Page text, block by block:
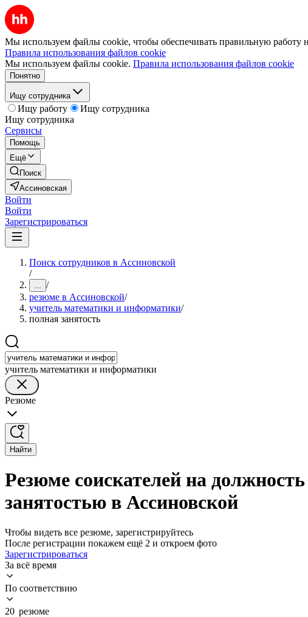
Мы используем файлы cookie, чтобы обеспечивать правильную работу
Правила использования файлов cookie
Мы используем файлы cookie. Правила использования файлов cookie
Понятно
Ищу сотрудника
Ищу работу
Ищу сотрудника
Ищу сотрудника
Сервисы
Помощь
Ещё
Поиск
Ассиновская
Войти
Войти
Зарегистрироваться
Поиск сотрудников в Ассиновской
/
... /
резюме в Ассиновской/
учитель математики и информатики/
полная занятость
учитель математики и информатики
Резюме
Найти
Резюме соискателей на
занятостью в Ассиновской
Чтобы видеть все резюме, зарегистрируйтесь
После регистрации покажем ещё 2 и откроем фото
Зарегистрироваться
За всё время
По соответствию
20 резюме